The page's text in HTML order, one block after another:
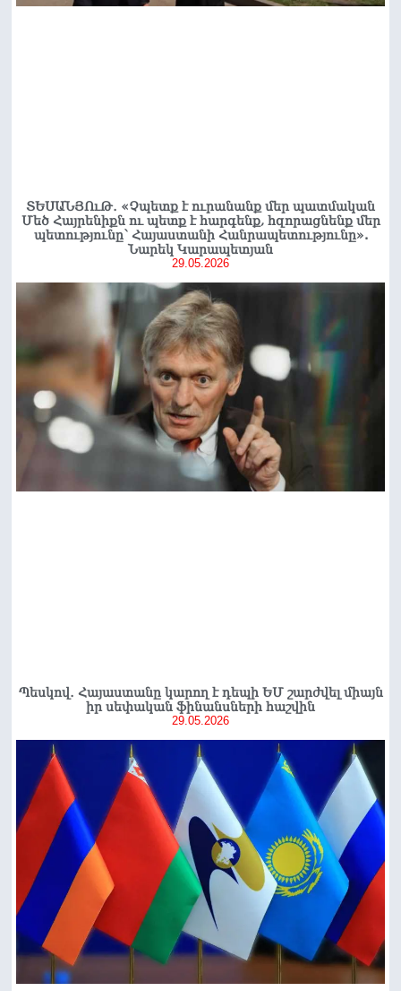
ՏԵՍԱՆՅՈւԹ․ «Չպետք է ուրանանք մեր պատմական
Մեծ Հայրենիքն ու պետք է հարգենք, հզորացնենք մեր
պետությունը՝ Հայաստանի Հանրապետությունը».
Նարեկ Կարապետյան
29.05.2026
Պեսկով․ Հայաստանը կարող է դեպի ԵՄ շարժվել միայն
իր սեփական ֆինանսների հաշվին
29.05.2026